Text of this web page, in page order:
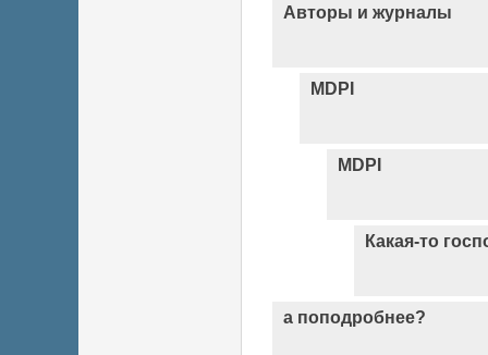
Авторы и журналы
MDPI
MDPI
Какая-то
а поподробнее?